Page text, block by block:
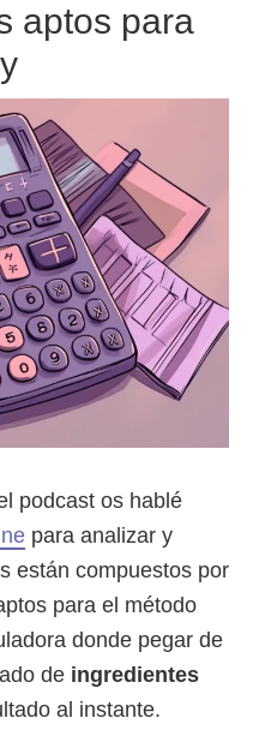
aptos para
podcast os hablé
para analizar y
están compuestos por
para el método
donde pegar de
de ingredientes
al instante.